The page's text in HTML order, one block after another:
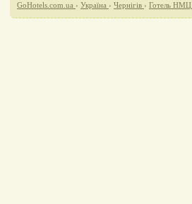
GoHotels.com.ua › Україна › Чернігів › Готель НМЦ